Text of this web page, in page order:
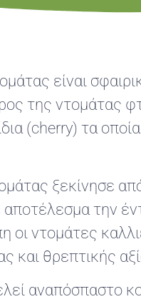
είναι
της ντομάτας
(cherry) τα
ξεκίνησε
την
οι ντομάτες
και θρεπτικής
αναπόσπαστο